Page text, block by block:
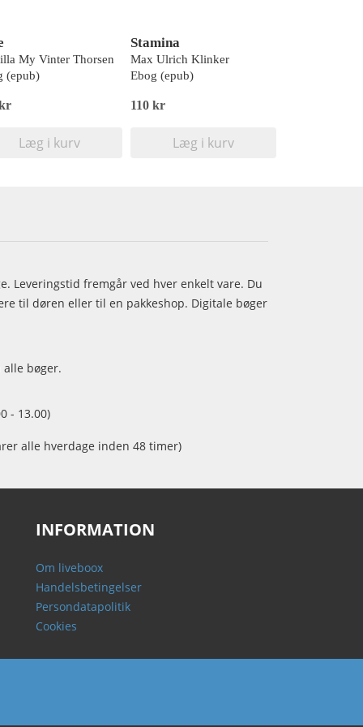
My Vinter Thorsen
(epub)
Læg i kurv
Stamina
Max Ulrich Klinker
Ebog (epub)
110 kr
Læg i kurv
Leveringstid fremgår ved hver enkelt vare. Du
til døren eller til en pakkeshop. Digitale bøger
bøger.
- 13.00)
alle hverdage inden 48 timer)
INFORMATION
Om liveboox
Handelsbetingelser
Persondatapolitik
Cookies